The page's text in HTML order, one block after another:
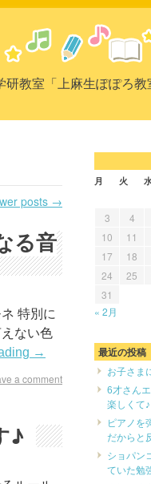
教室「上麻生ぽぽろ教
posts →
る音
特別に
ない色
→
a comment
♪
月 火
« 2月
3
4
10
11
17
18
24
25
31
最近の投稿
お子さま
6才さん
楽しくて♪
ピアノを
だからと
ショパン
ていた勉